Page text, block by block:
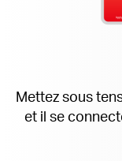
Mettez sous
et il se